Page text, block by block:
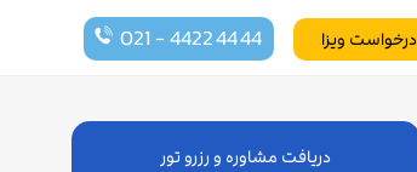
درخواست ویزا 021 - 4422 44 44
دریافت مشاوره و رزرو تور